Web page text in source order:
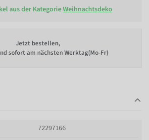
aus der KategorieWeihnachtsdeko
Jetzt bestellen,
sofort am nächsten Werktag(Mo-Fr)
72297166